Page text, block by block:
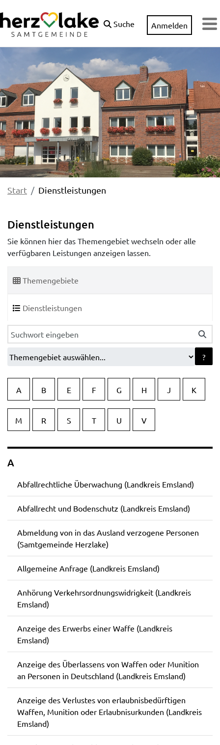
Suche
Anmelden
Start Dienstleistungen
Dienstleistungen
Sie können hier das Themengebiet wechseln oder alle
verfügbaren Leistungen anzeigen lassen.
Themengebiete
Dienstleistungen
?
A B E F G H J K
M R S T U V
A
Abfallrechtliche Überwachung (Landkreis Emsland)
Abfallrecht und Bodenschutz (Landkreis Emsland)
Abmeldung von in das Ausland verzogene Personen
(Samtgemeinde Herzlake)
Allgemeine Anfrage (Landkreis Emsland)
Anhörung Verkehrsordnungswidrigkeit (Landkreis
Emsland)
Anzeige des Erwerbs einer Waffe (Landkreis
Emsland)
Anzeige des Überlassens von Waffen oder Munition
an Personen in Deutschland (Landkreis Emsland)
Anzeige des Verlustes von erlaubnisbedürftigen
Waffen, Munition oder Erlaubnisurkunden (Landkreis
Emsland)